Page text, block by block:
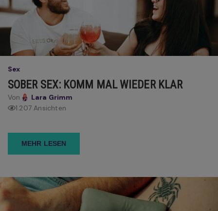
Sex
SOBER SEX: KOMM MAL WIEDER KLAR
Von
Lara Grimm
1.207 Ansichten
MEHR LESEN